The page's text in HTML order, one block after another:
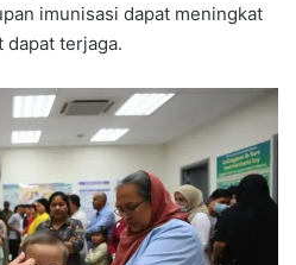
imunisasi dapat meningkat
dapat terjaga.